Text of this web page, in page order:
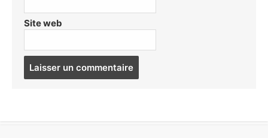
Site web